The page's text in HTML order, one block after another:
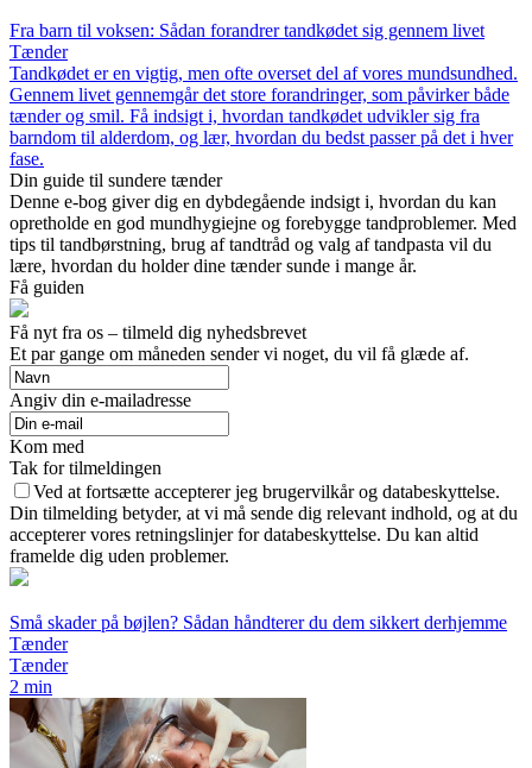
Fra barn til voksen: Sådan forandrer tandkødet sig gennem livet
Tænder
Tandkødet er en vigtig, men ofte overset del af vores mundsundhed.
Gennem livet gennemgår det store forandringer, som påvirker både
tænder og smil. Få indsigt i, hvordan tandkødet udvikler sig fra
barndom til alderdom, og lær, hvordan du bedst passer på det i hver
fase.
Din guide til sundere tænder
Denne e-bog giver dig en dybdegående indsigt i, hvordan du kan
opretholde en god mundhygiejne og forebygge tandproblemer. Med
tips til tandbørstning, brug af tandtråd og valg af tandpasta vil du
lære, hvordan du holder dine tænder sunde i mange år.
Få guiden
Få nyt fra os – tilmeld dig nyhedsbrevet
Et par gange om måneden sender vi noget, du vil få glæde af.
Angiv din e-mailadresse
Kom med
Tak for tilmeldingen
Ved at fortsætte accepterer jeg brugervilkår og databeskyttelse.
Din tilmelding betyder, at vi må sende dig relevant indhold, og at du
accepterer vores retningslinjer for databeskyttelse. Du kan altid
framelde dig uden problemer.
Små skader på bøjlen? Sådan håndterer du dem sikkert derhjemme
Tænder
Tænder
2 min